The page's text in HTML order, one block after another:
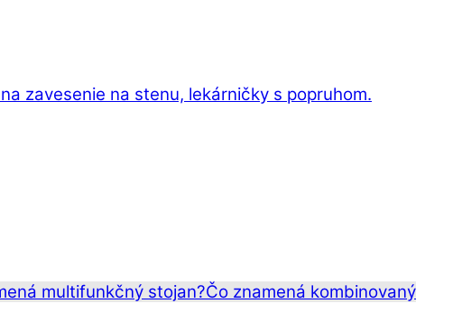
zavesenie na stenu, lekárničky s popruhom.
multifunkčný stojan?Čo znamená kombinovaný